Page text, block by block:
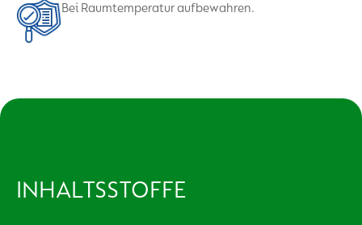
Bei Raumtemperatur aufbewahren.
INHALTSSTOFFE